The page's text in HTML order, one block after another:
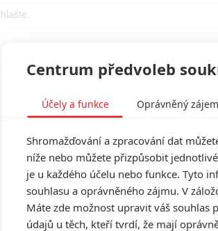
Centrum předvoleb
Účely a funkce Oprávněný zájem
Shromažďování a zpracování dat
níže nebo můžete přizpůsobit
je u každého účelu nebo funkce. Tyto
souhlasu a oprávněného zájmu. V
Máte zde možnost upravit váš souhlas
údajů u těch, kteří tvrdí, že mají